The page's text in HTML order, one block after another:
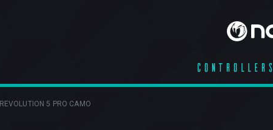
CONTROLLERS
REVOLUTION 5 PRO CAMO